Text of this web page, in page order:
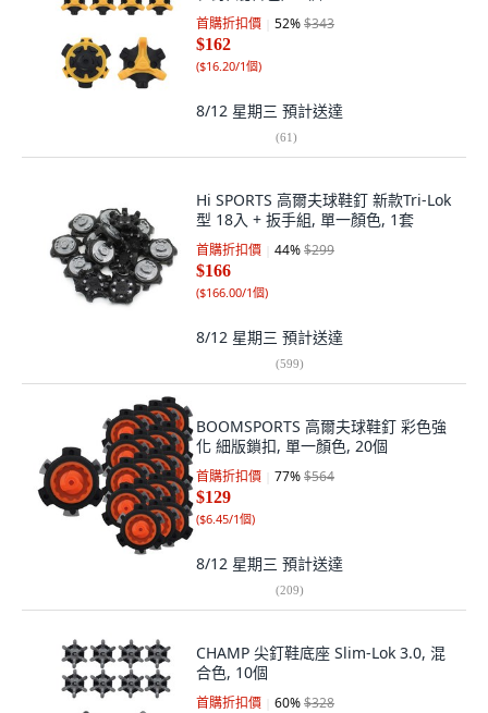
首購折扣價 52%$343
$162
($16.20/1個)
8/12 星期三 預計送達
(61)
Hi SPORTS 高爾夫球鞋釘 新款Tri-Lok
型 18入 + 扳手組, 單一顏色, 1套
首購折扣價 44%$299
$166
($166.00/1個)
8/12 星期三 預計送達
(599)
BOOMSPORTS 高爾夫球鞋釘 彩色強
化 細版鎖扣, 單一顏色, 20個
首購折扣價 77%$564
$129
($6.45/1個)
8/12 星期三 預計送達
(209)
CHAMP 尖釘鞋底座 Slim-Lok 3.0, 混
合色, 10個
首購折扣價 60%$328